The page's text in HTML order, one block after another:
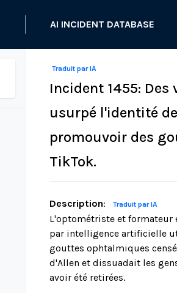
AI INCIDENT DATABASE
Traduit par IA
Incident 1455:
usurpé l'identité
promouvoir des
TikTok.
Description: Traduit par IA
L'optométriste et formateur
par intelligence artificielle
gouttes ophtalmiques
d'Allen et dissuadait les
avoir été retirées.